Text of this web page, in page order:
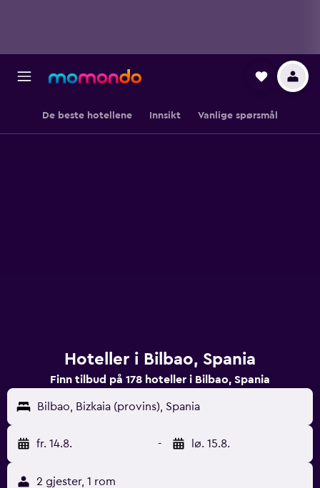
De beste hotellene Innsikt Vanlige spørsmål
Hoteller i Bilbao, Spania
Finn tilbud på 178 hoteller i Bilbao, Spania
Bilbao, Bizkaia (provins), Spania
fr. 14.8. - lø. 15.8.
2 gjester, 1 rom